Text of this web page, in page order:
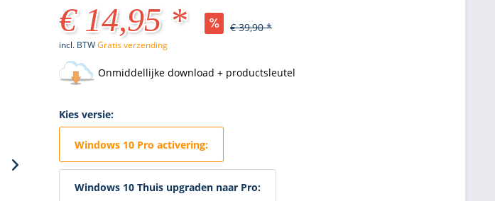
€ 14,95 * € 39,90 *
incl. BTWGratis verzending
Onmiddellijke download + productsleutel
Kies versie:
Windows 10 Pro activering:
Windows 10 Thuis upgraden naar Pro: